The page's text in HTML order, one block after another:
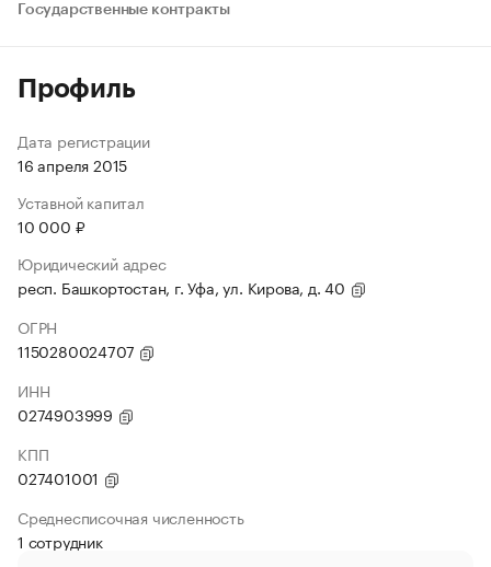
Государственные контракты
Профиль
Дата регистрации
16 апреля 2015
Уставной капитал
10 000 ₽
Юридический адрес
респ. Башкортостан, г. Уфа, ул. Кирова, д. 40
ОГРН
1150280024707
ИНН
0274903999
КПП
027401001
Среднесписочная численность
1 сотрудник